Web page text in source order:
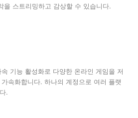
을 스트리밍하고 감상할 수 있습니다.
기능 활성화로 다양한 온라인 게임을 저
속화합니다. 하나의 계정으로 여러 플랫
.